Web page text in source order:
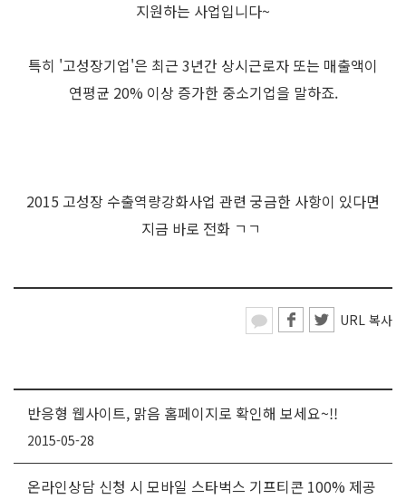
지원하는 사업입니다~
특히 '고성장기업'은 최근 3년간 상시근로자 또는 매출액이
연평균 20% 이상 증가한 중소기업을 말하죠.
2015 고성장 수출역량강화사업 관련 궁금한 사항이 있다면
지금 바로 전화 ㄱㄱ
URL 복사
반응형 웹사이트, 맑음 홈페이지로 확인해 보세요~!!
2015-05-28
온라인상담 신청 시 모바일 스타벅스 기프티콘 100% 제공